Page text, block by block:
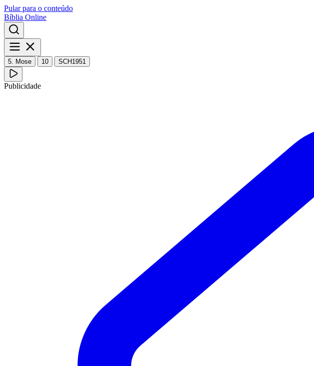
Pular para o conteúdo
Bíblia Online
5. Mose 10 SCH1951
Publicidade